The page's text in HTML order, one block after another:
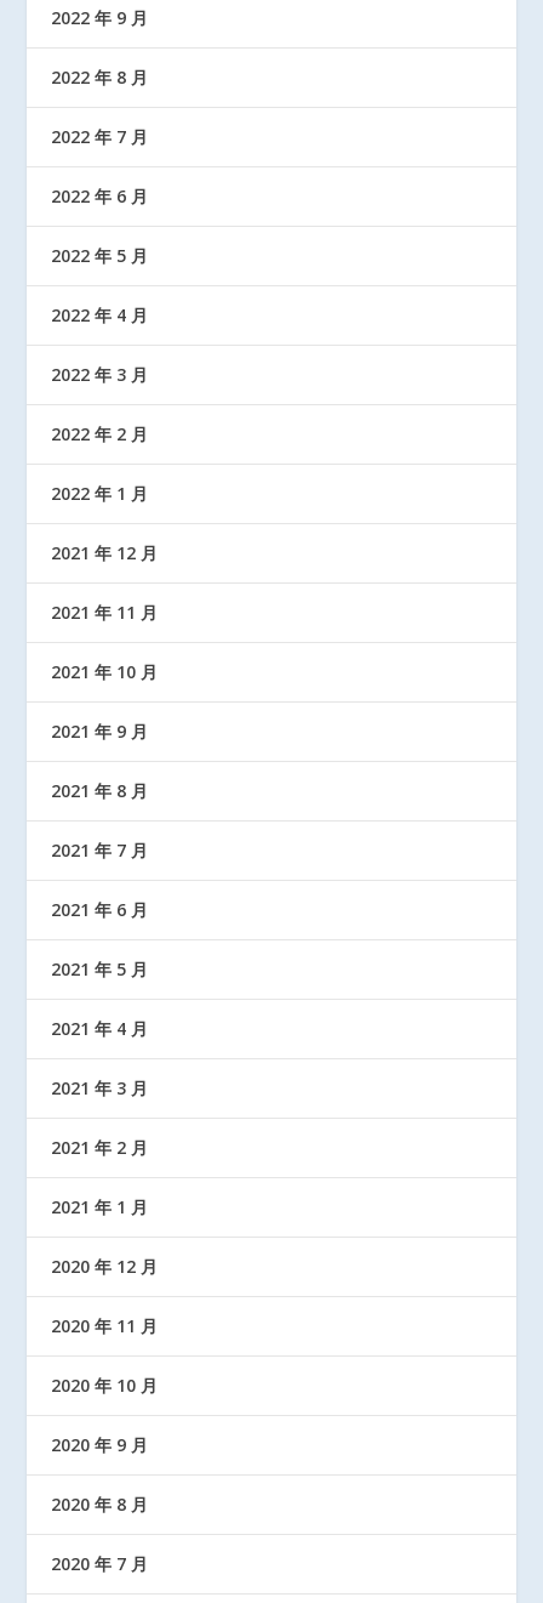
2022 年 9 月
2022 年 8 月
2022 年 7 月
2022 年 6 月
2022 年 5 月
2022 年 4 月
2022 年 3 月
2022 年 2 月
2022 年 1 月
2021 年 12 月
2021 年 11 月
2021 年 10 月
2021 年 9 月
2021 年 8 月
2021 年 7 月
2021 年 6 月
2021 年 5 月
2021 年 4 月
2021 年 3 月
2021 年 2 月
2021 年 1 月
2020 年 12 月
2020 年 11 月
2020 年 10 月
2020 年 9 月
2020 年 8 月
2020 年 7 月